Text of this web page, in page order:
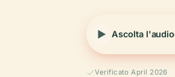
Ascolta
Verificato April 2026